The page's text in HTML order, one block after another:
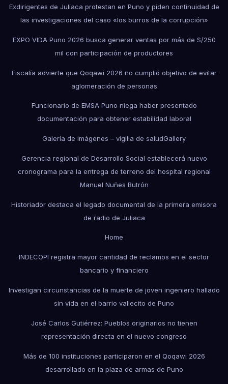
Exdirigentes de Juliaca protestan en Puno y piden continuidad de
las investigaciones del caso «los burros de la corrupción»
EXPO VIDA Puno 2026 busca generar ventas por más de S/250
mil con participación de productores
Fiscalía advierte que Qoqawi 2026 no cumplió objetivo de evitar
aglomeración de personas
Funcionario de EMSA Puno niega haber presentado
documentación para obtener estabilidad laboral
Galería de imágenes – vigilia de saludGallery
Gerencia regional de Desarrollo Social establecerá nuevo
cronograma para la entrega de terreno del hospital regional
Manuel Nuñes Butrón
Historiador destaca el legado documental de la primera emisora
de radio de Juliaca
Home
INDECOPI registra mayor cantidad de reclamos en el sector
bancario y financiero
Investigan circunstancias de la muerte de joven ingeniero hallado
sin vida en el barrio vallecito de Puno
José Carlos Gutiérrez: Pueblos originarios no tienen
representación directa en el nuevo congreso
Más de 100 instituciones participaron en el Qoqawi 2026
desarrollado en la plaza de armas de Puno